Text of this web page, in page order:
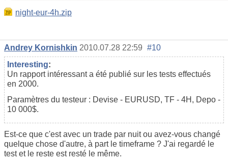
night-eur-4h.zip
Andrey Kornishkin 2010.07.28 22:59 #10
Interesting:
Un rapport intéressant a été publié sur les tests effectués
en 2000.
Paramètres du testeur : Devise - EURUSD, TF - 4H, Depo -
10 000$.
Est-ce que c'est avec un trade par nuit ou avez-vous changé
quelque chose d'autre, à part le timeframe ? J'ai regardé le
test et le reste est resté le même.